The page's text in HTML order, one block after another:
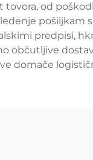
od
pošiljkam
predpisi,
občutljive
domače